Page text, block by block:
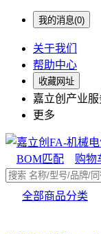
我的消息(0)
关于我们
帮助中心
收藏网址
嘉立创产业
更多
BOM匹配 购物
全部商品分类